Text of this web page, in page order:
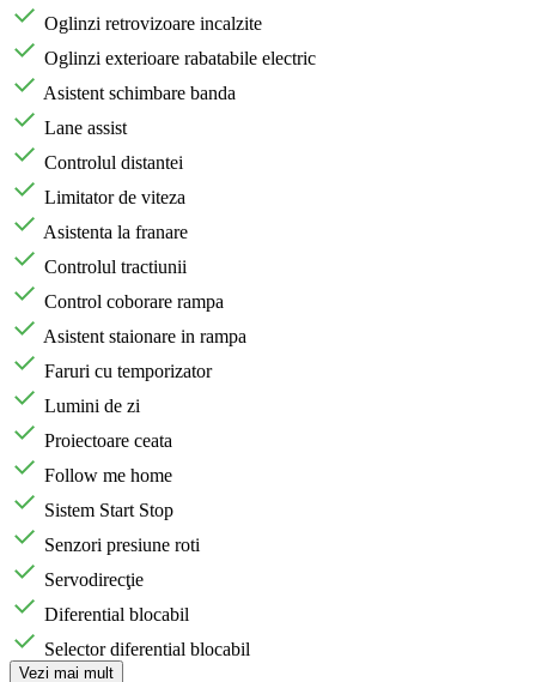
Oglinzi retrovizoare incalzite
Oglinzi exterioare rabatabile electric
Asistent schimbare banda
Lane assist
Controlul distantei
Limitator de viteza
Asistenta la franare
Controlul tractiunii
Control coborare rampa
Asistent staionare in rampa
Faruri cu temporizator
Lumini de zi
Proiectoare ceata
Follow me home
Sistem Start Stop
Senzori presiune roti
Servodirecţie
Diferential blocabil
Selector diferential blocabil
Vezi mai mult